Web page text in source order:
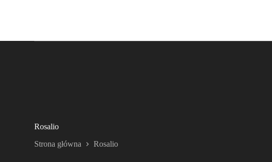
Rosalio
Strona główna Rosalio